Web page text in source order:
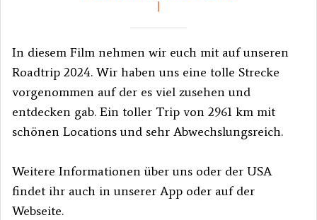
|
In diesem Film nehmen wir euch mit auf unseren
Roadtrip 2024. Wir haben uns eine tolle Strecke
vorgenommen auf der es viel zusehen und
entdecken gab. Ein toller Trip von 2961 km mit
schönen Locations und sehr Abwechslungsreich.
Weitere Informationen über uns oder der USA
findet ihr auch in unserer App oder auf der
Webseite.